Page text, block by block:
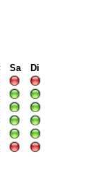
Sa
Di